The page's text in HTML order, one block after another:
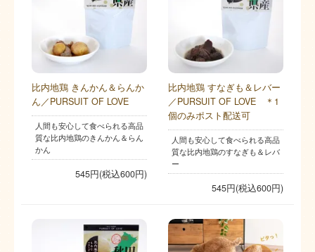
比内地鶏 きんかん＆らんか
ん／PURSUIT OF LOVE
人間も安心して食べられる高品
質な比内地鶏のきんかん＆らん
かん
545円(税込600円)
比内地鶏 すなぎも＆レバー
／PURSUIT OF LOVE ＊1
個のみポスト配送可
人間も安心して食べられる高品
質な比内地鶏のすなぎも＆レバ
ー
545円(税込600円)